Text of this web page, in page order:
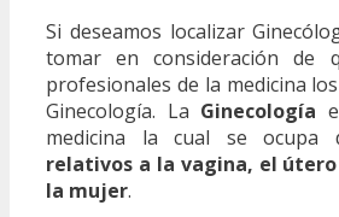
Si deseamos localizar
tomar en consideración de
profesionales de la medicina
Ginecología. La Ginecología
medicina la cual se ocupa
relativos a la vagina, el
la mujer.